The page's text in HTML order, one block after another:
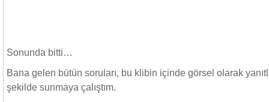
Sonunda bitti…
Bana gelen bütün soruları, bu klibin içinde görsel olarak
şekilde sunmaya çalıştım.